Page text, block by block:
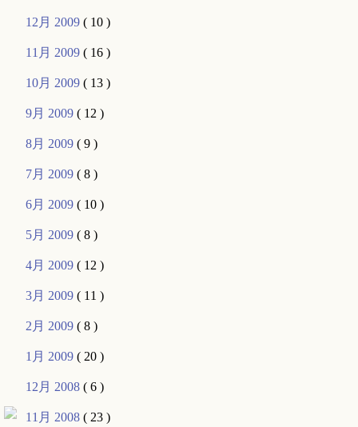
12月 2009( 10 )
11月 2009( 16 )
10月 2009( 13 )
9月 2009( 12 )
8月 2009( 9 )
7月 2009( 8 )
6月 2009( 10 )
5月 2009( 8 )
4月 2009( 12 )
3月 2009( 11 )
2月 2009( 8 )
1月 2009( 20 )
12月 2008( 6 )
11月 2008( 23 )